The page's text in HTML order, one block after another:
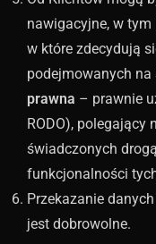
nawigacyjne, w
w które zdecydują
podejmowanych na
prawna – prawnie
RODO), polegający
świadczonych
funkcjonalności
Przekazanie
jest dobrowolne.